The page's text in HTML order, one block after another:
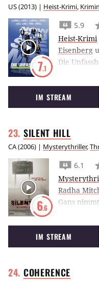
US(2013) | Heist-Krimi,
7.1
5.9
Heist-Krimi
Eisenberg
Die
Gruppe
Beute aus
beglücken.
IM STREAM
SILENT HILL
CA(2006) | Mysterythriller,
6.6
6.1
Radha
Gans
Hill, in der
IM STREAM
COHERENCE